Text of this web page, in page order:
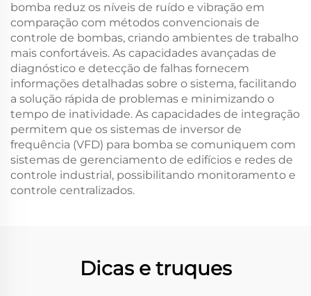
bomba reduz os níveis de ruído e vibração em
comparação com métodos convencionais de
controle de bombas, criando ambientes de trabalho
mais confortáveis. As capacidades avançadas de
diagnóstico e detecção de falhas fornecem
informações detalhadas sobre o sistema, facilitando
a solução rápida de problemas e minimizando o
tempo de inatividade. As capacidades de integração
permitem que os sistemas de inversor de
frequência (VFD) para bomba se comuniquem com
sistemas de gerenciamento de edifícios e redes de
controle industrial, possibilitando monitoramento e
controle centralizados.
Dicas e truques